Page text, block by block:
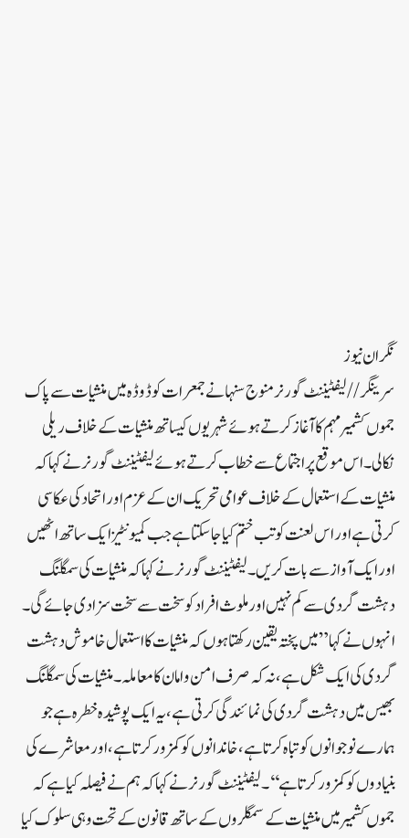
نگران نیوز
سرینگر//لیفٹیننٹ گورنر منوج سنہا نے جمعرات کو ڈوڈہ میں منشیات سے پاک
جموں کشمیر مہم کا آغاز کرتے ہوئے شہریوں کیساتھ منشیات کے خلاف ریلی
نکالی۔اس موقع پر اجتماع سے خطاب کرتے ہوئے لیفٹیننٹ گورنر نے کہا کہ
منشیات کے استعمال کے خلاف عوامی تحریک ان کے عزم اور اتحاد کی عکاسی
کرتی ہے اور اس لعنت کو تب ختم کیا جا سکتا ہے جب کمیونٹیز ایک ساتھ اٹھیں
اور ایک آواز سے بات کریں۔لیفٹیننٹ گورنر نے کہا کہ منشیات کی سمگلنگ
دہشت گردی سے کم نہیں اور ملوث افراد کو سخت سے سخت سزا دی جائے گی۔
انہوں نے کہا”میں پختہ یقین رکھتا ہوں کہ منشیات کا استعمال خاموش دہشت
گردی کی ایک شکل ہے، نہ کہ صرف امن و امان کا معاملہ۔ منشیات کی سمگلنگ
بھیس میں دہشت گردی کی نمائندگی کرتی ہے، یہ ایک پوشیدہ خطرہ ہے جو
ہمارے نوجوانوں کو تباہ کرتا ہے، خاندانوں کو کمزور کرتا ہے، اور معاشرے کی
بنیادوں کو کمزور کرتا ہے‘‘۔لیفٹیننٹ گورنر نے کہا کہ ہم نے فیصلہ کیا ہے کہ
جموں کشمیر میں منشیات کے سمگلروں کے ساتھ قانون کے تحت وہی سلوک کیا